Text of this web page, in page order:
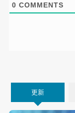
0 COMMENTS
更新